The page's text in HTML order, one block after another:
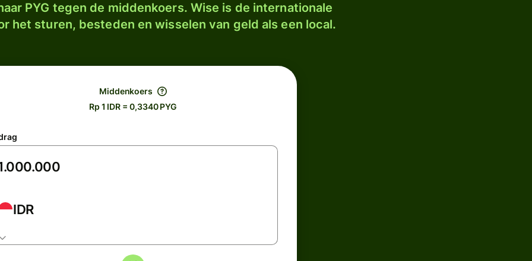
PYG tegen de middenkoers. Wise is de internationale
het sturen, besteden en wisselen van geld als een local.
Middenkoers
Rp 1 IDR = 0,3340 PYG
IDR